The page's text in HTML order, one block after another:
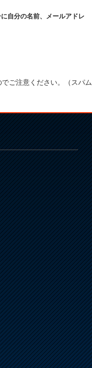
自分の名前、メールアドレ
ご注意ください。（スパム